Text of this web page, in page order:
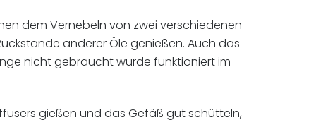
dem Vernebeln von zwei verschiedenen
anderer Öle genießen. Auch das
nicht gebraucht wurde funktioniert im
gießen und das Gefäß gut schütteln,